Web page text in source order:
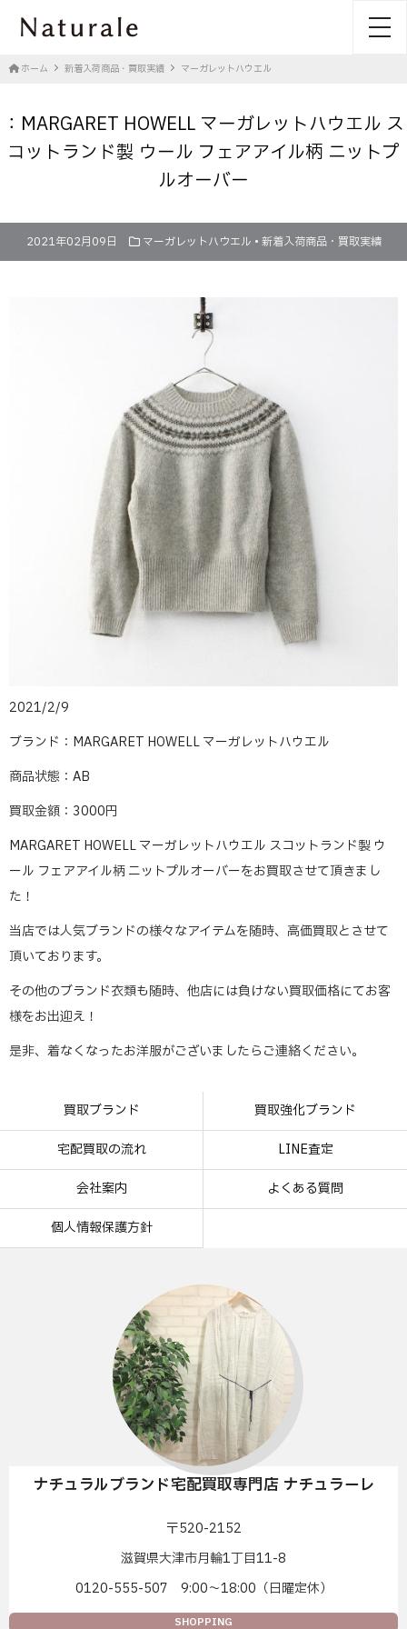
ホーム 新着入荷商品・買取実績 マーガレットハウエル
：MARGARET HOWELL マーガレットハウエル ス
コットランド製 ウール フェアアイル柄 ニットプ
ルオーバー
2021年02月09日 マーガレットハウエル • 新着入荷商品・買取実績
2021/2/9
ブランド：MARGARET HOWELL マーガレットハウエル
商品状態：AB
買取金額：3000円
MARGARET HOWELL マーガレットハウエル スコットランド製 ウ
ール フェアアイル柄 ニットプルオーバーをお買取させて頂きまし
た！
当店では人気ブランドの様々なアイテムを随時、高価買取とさせて
頂いております。
その他のブランド衣類も随時、他店には負けない買取価格にてお客
様をお出迎え！
是非、着なくなったお洋服がございましたらご連絡ください。
買取ブランド 買取強化ブランド
宅配買取の流れ LINE査定
会社案内 よくある質問
個人情報保護方針
ナチュラルブランド宅配買取専門店 ナチュラーレ
〒520-2152
滋賀県大津市月輪1丁目11-8
0120-555-507 9:00〜18:00（日曜定休）
SHOPPING